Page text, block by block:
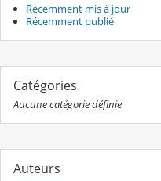
Récemment mis à jour
Récemment publié
Catégories
Aucune catégorie définie
Auteurs